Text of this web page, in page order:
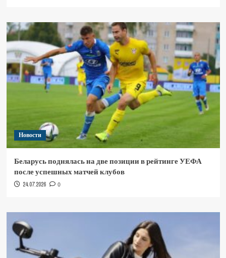
Новости
Беларусь поднялась на две позиции в рейтинге УЕФА
после успешных матчей клубов
24.07.2026 0